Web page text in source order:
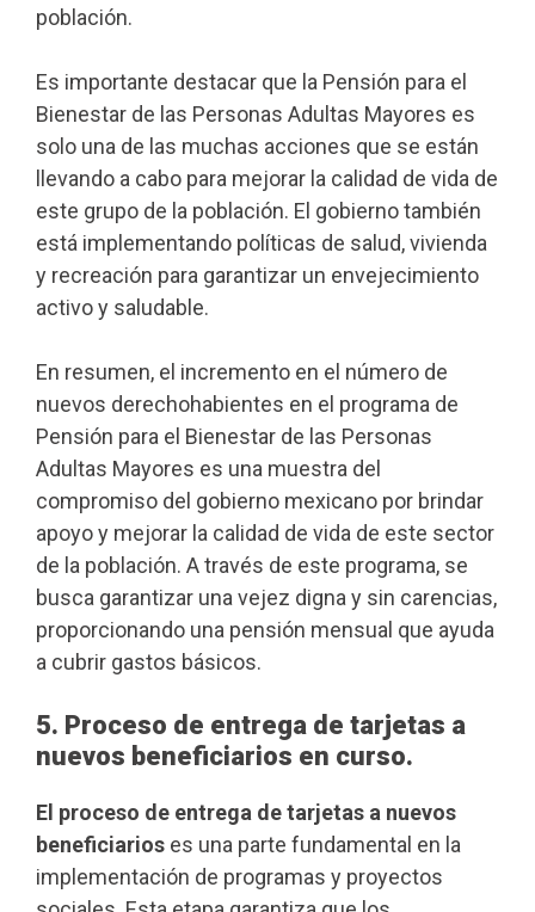
población.
Es importante destacar que la Pensión para el
Bienestar de las Personas Adultas Mayores es
solo una de las muchas acciones que se están
llevando a cabo para mejorar la calidad de vida de
este grupo de la población. El gobierno también
está implementando políticas de salud, vivienda
y recreación para garantizar un envejecimiento
activo y saludable.
En resumen, el incremento en el número de
nuevos derechohabientes en el programa de
Pensión para el Bienestar de las Personas
Adultas Mayores es una muestra del
compromiso del gobierno mexicano por brindar
apoyo y mejorar la calidad de vida de este sector
de la población. A través de este programa, se
busca garantizar una vejez digna y sin carencias,
proporcionando una pensión mensual que ayuda
a cubrir gastos básicos.
5. Proceso de entrega de tarjetas a
nuevos beneficiarios en curso.
El proceso de entrega de tarjetas a nuevos
beneficiarios es una parte fundamental en la
implementación de programas y proyectos